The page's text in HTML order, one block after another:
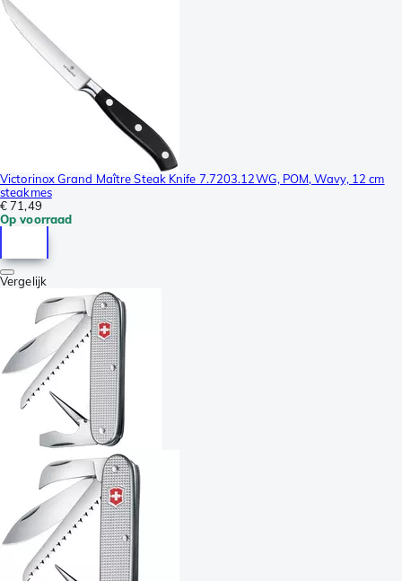
Victorinox Grand Maître Steak Knife 7.7203.12WG, POM, Wavy, 12 cm
steakmes
€ 71,49
Op voorraad
Vergelijk